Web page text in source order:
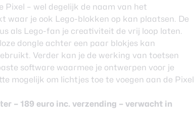
Pixel – wel degelijk de naam van het
waar je ook Lego-blokken op kan plaatsen. De
als Lego-fan je creativiteit de vrij loop laten.
dongle achter een paar blokjes kan
Verder kan je de werking van toetsen
software waarmee je ontwerpen voor je
mogelijk om lichtjes toe te voegen aan de Pixel
– 189 euro inc. verzending – verwacht in